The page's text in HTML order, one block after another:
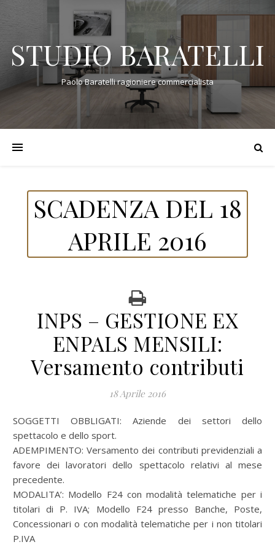
STUDIO BARATELLI
Paolo Baratelli ragioniere commercialista
SCADENZA DEL 18
APRILE 2016
INPS – GESTIONE EX
ENPALS MENSILI:
Versamento contributi
18 Aprile 2016
SOGGETTI OBBLIGATI: Aziende dei settori dello
spettacolo e dello sport.
ADEMPIMENTO: Versamento dei contributi previdenziali a
favore dei lavoratori dello spettacolo relativi al mese
precedente.
MODALITA’: Modello F24 con modalità telematiche per i
titolari di P. IVA; Modello F24 presso Banche, Poste,
Concessionari o con modalità telematiche per i non titolari
P.IVA